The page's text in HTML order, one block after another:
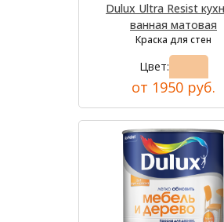
Dulux Ultra Resist
ванная матовая
Краска для стен
Цвет:
от 1950 руб.